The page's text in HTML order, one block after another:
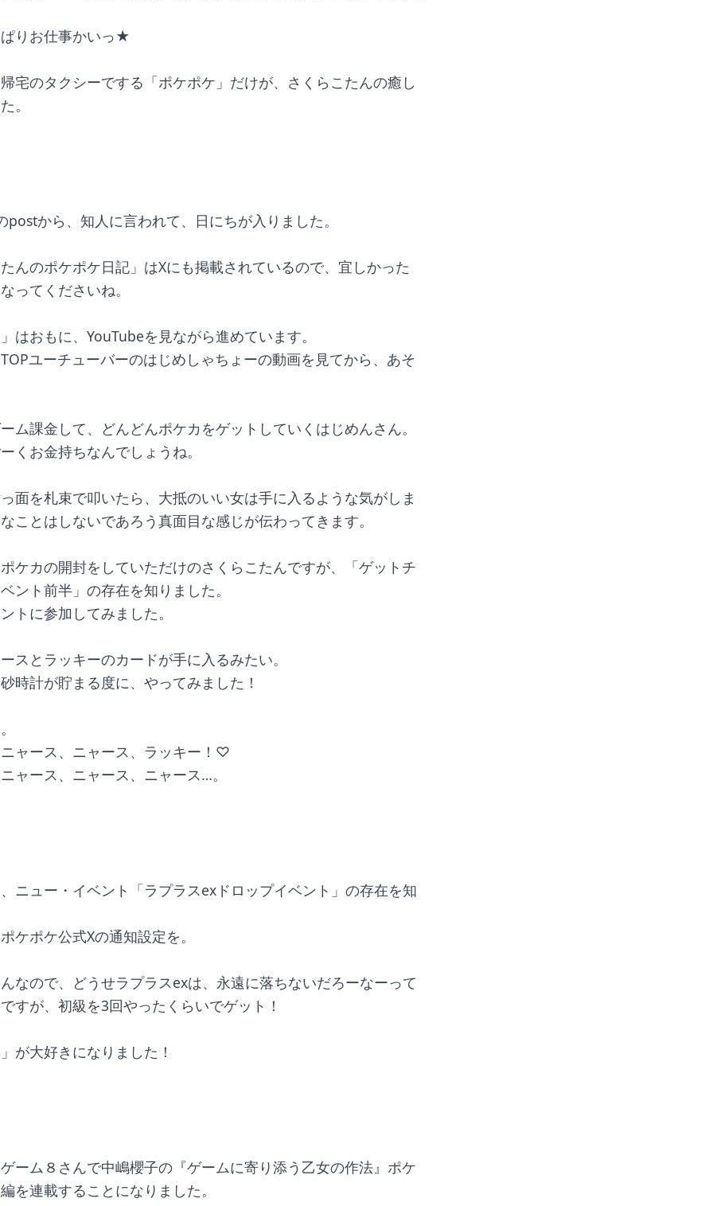
りお仕事かいっ★
宅のタクシーでする「ポケポケ」だけが、さくらこたんの癒し
。
postから、知人に言われて、日にちが入りました。
んのポケポケ日記」はXにも掲載されているので、宜しかった
ってくださいね。
はおもに、YouTubeを見ながら進めています。
ユーチューバーのはじめしゃちょーの動画を見てから、あそ
ム課金して、どんどんポケカをゲットしていくはじめんさん。
くお金持ちなんでしょうね。
面を札束で叩いたら、大抵のいい女は手に入るような気がしま
ことはしないであろう真面目な感じが伝わってきます。
ケカの開封をしていただけのさくらこたんですが、「ゲットチ
ント前半」の存在を知りました。
トに参加してみました。
スとラッキーのカードが手に入るみたい。
時計が貯まる度に、やってみました！
ャース、ニャース、ラッキー！♡
ャース、ニャース、ニャース…。
ニュー・イベント「ラプラスexドロップイベント」の存在を知
ケポケ公式Xの通知設定を。
なので、どうせラプラスexは、永遠に落ちないだろーなーって
すが、初級を3回やったくらいでゲット！
が大好きになりました！
ーム８さんで中嶋櫻子の『ゲームに寄り添う乙女の作法』ポケ
を連載することになりました。